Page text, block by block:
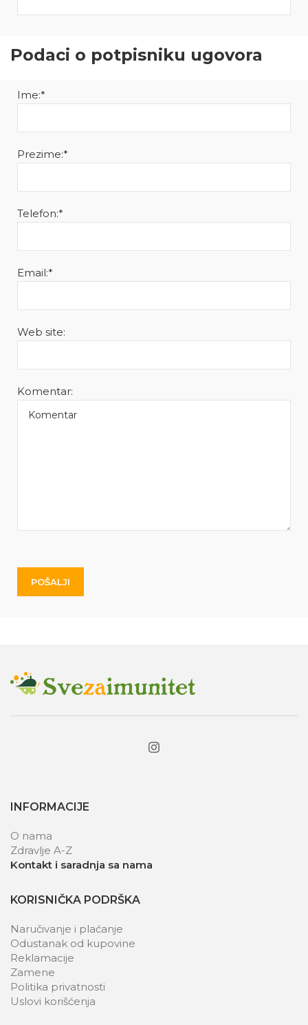
Podaci o potpisniku ugovora
Ime:*
Prezime:*
Telefon:*
Email:*
Web site:
Komentar:
INFORMACIJE
O nama
Zdravlje A-Z
Kontakt i saradnja sa nama
KORISNIČKA PODRŠKA
Naručivanje i plaćanje
Odustanak od kupovine
Reklamacije
Zamene
Politika privatnosti
Uslovi korišćenja